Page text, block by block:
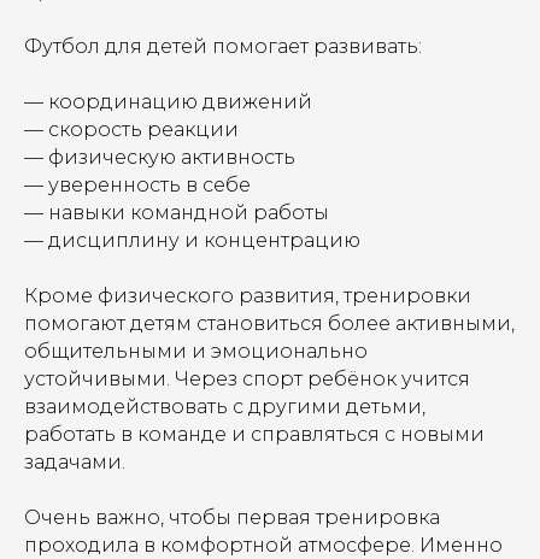
Футбол для детей помогает развивать:
— координацию движений
— скорость реакции
— физическую активность
— уверенность в себе
— навыки командной работы
— дисциплину и концентрацию
Кроме физического развития, тренировки
помогают детям становиться более активными,
общительными и эмоционально
устойчивыми. Через спорт ребёнок учится
взаимодействовать с другими детьми,
работать в команде и справляться с новыми
задачами.
Очень важно, чтобы первая тренировка
проходила в комфортной атмосфере. Именно